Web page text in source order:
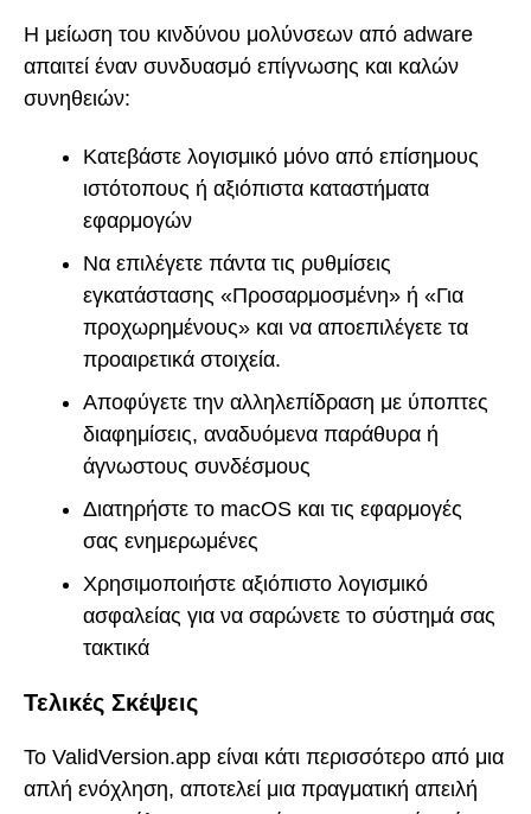
Η μείωση του κινδύνου μολύνσεων από adware
απαιτεί έναν συνδυασμό επίγνωσης και καλών
συνηθειών:
Κατεβάστε λογισμικό μόνο από επίσημους
ιστότοπους ή αξιόπιστα καταστήματα
εφαρμογών
Να επιλέγετε πάντα τις ρυθμίσεις
εγκατάστασης «Προσαρμοσμένη» ή «Για
προχωρημένους» και να αποεπιλέγετε τα
προαιρετικά στοιχεία.
Αποφύγετε την αλληλεπίδραση με ύποπτες
διαφημίσεις, αναδυόμενα παράθυρα ή
άγνωστους συνδέσμους
Διατηρήστε το macOS και τις εφαρμογές
σας ενημερωμένες
Χρησιμοποιήστε αξιόπιστο λογισμικό
ασφαλείας για να σαρώνετε το σύστημά σας
τακτικά
Τελικές Σκέψεις
Το ValidVersion.app είναι κάτι περισσότερο από μια
απλή ενόχληση, αποτελεί μια πραγματική απειλή